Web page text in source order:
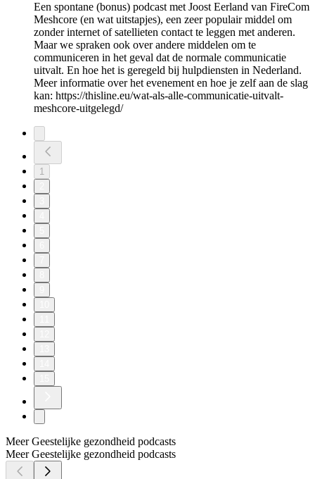
Een spontane (bonus) podcast met Joost Eerland van FireCom
Meshcore (en wat uitstapjes), een zeer populair middel om
zonder internet of satellieten contact te leggen met anderen.
Maar we spraken ook over andere middelen om te
communiceren in het geval dat de normale communicatie
uitvalt. En hoe het is geregeld bij hulpdiensten in Nederland.
Meer informatie over het evenement en hoe je zelf aan de slag
kan: https://thisline.eu/wat-als-alle-communicatie-uitvalt-
meshcore-uitgelegd/
1
Meer Geestelijke gezondheid podcasts
Meer Geestelijke gezondheid podcasts